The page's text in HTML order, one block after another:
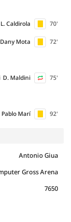
70'
L. Caldirola
72'
Dany Mota
75'
D. Maldini
92'
Pablo Marí
Antonio Giua
Gross Arena
7650